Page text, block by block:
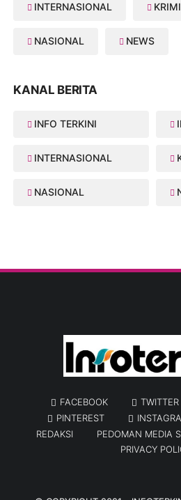
INTERNASIONAL
NASIONAL NEWS
KANAL BERITA
INFO TERKINI
INTERNASIONAL
NASIONAL
FACEBOOK TWITTER
PINTEREST
REDAKSI
PEDOMAN MEDIA
PRIVACY